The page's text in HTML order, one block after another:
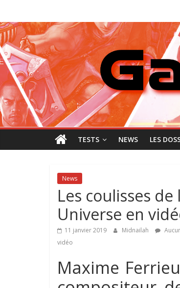
contenu
Tests
et
Actu
des
jeux
vidéo
TESTS NEWS LES
News
Les coulisses
Universe en
11 janvier 2019 Midnailah
vidéo
Maxime